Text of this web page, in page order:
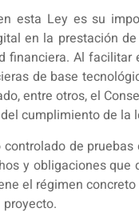
esta Ley es su
en la prestación
Al
de base
entre otros, el
cumplimiento de la
de
y obligaciones
el régimen